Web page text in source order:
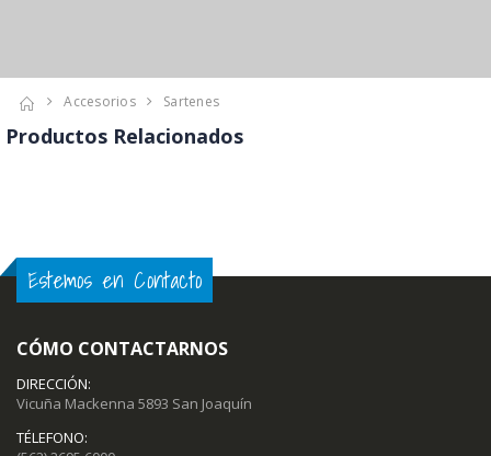
Accesorios Sartenes
Productos Relacionados
Estemos en Contacto
CÓMO CONTACTARNOS
DIRECCIÓN:
Vicuña Mackenna 5893 San Joaquín
TÉLEFONO: